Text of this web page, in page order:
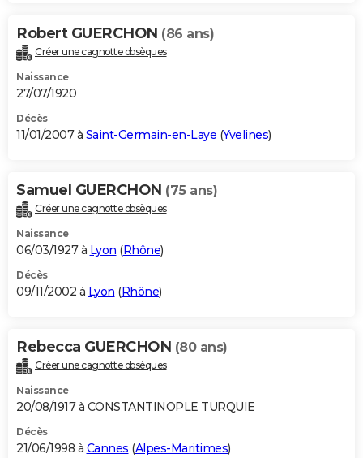
Robert GUERCHON (86 ans)
Créer une cagnotte obsèques
Naissance
27/07/1920
Décès
11/01/2007 à Saint-Germain-en-Laye (Yvelines)
Samuel GUERCHON (75 ans)
Créer une cagnotte obsèques
Naissance
06/03/1927 à Lyon (Rhône)
Décès
09/11/2002 à Lyon (Rhône)
Rebecca GUERCHON (80 ans)
Créer une cagnotte obsèques
Naissance
20/08/1917 à CONSTANTINOPLE TURQUIE
Décès
21/06/1998 à Cannes (Alpes-Maritimes)